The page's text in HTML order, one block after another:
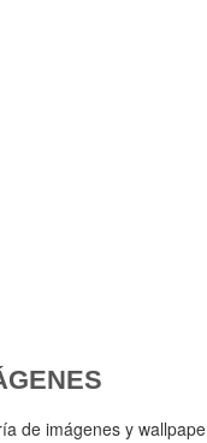
de imágenes y